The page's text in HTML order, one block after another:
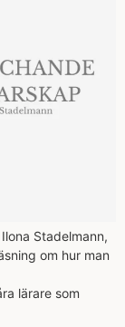
Stadelmann,
om hur man
lärare som